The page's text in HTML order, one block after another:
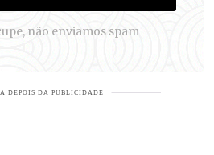
não enviamos spam